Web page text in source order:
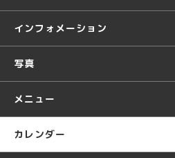
インフォメーション
写真
メニュー
カレンダー